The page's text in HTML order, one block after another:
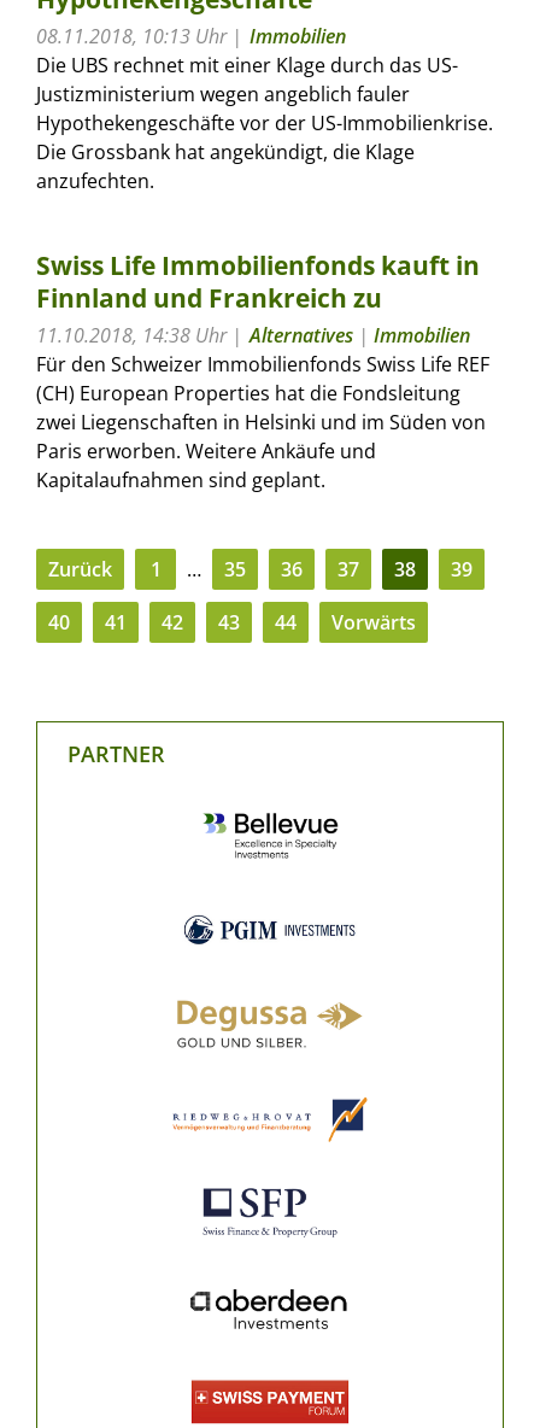
08.11.2018, 10:13 Uhr
Immobilien
Die UBS rechnet mit einer Klage durch das US-
Justizministerium wegen angeblich fauler
Hypothekengeschäfte vor der US-Immobilienkrise.
Die Grossbank hat angekündigt, die Klage
anzufechten.
Swiss Life Immobilienfonds kauft in
Finnland und Frankreich zu
11.10.2018, 14:38 Uhr Alternatives | Immobilien
Für den Schweizer Immobilienfonds Swiss Life REF
(CH) European Properties hat die Fondsleitung
zwei Liegenschaften in Helsinki und im Süden von
Paris erworben. Weitere Ankäufe und
Kapitalaufnahmen sind geplant.
Zurück 1 … 35 36 37 38
39
40
41 42 43 44 Vorwärts
PARTNER